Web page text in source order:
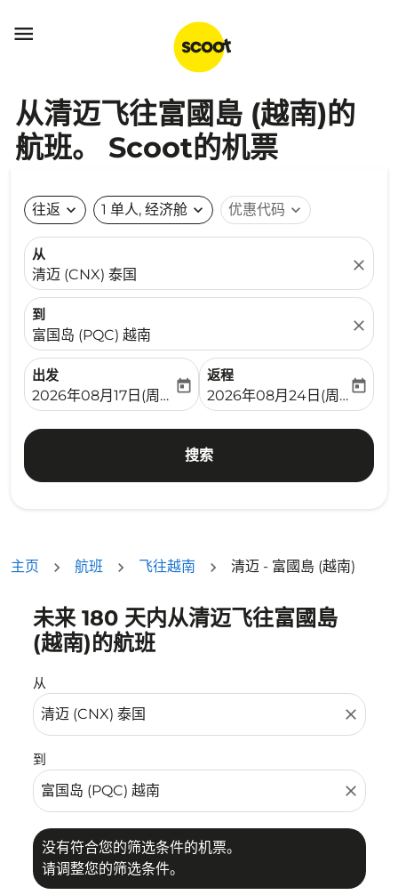

从清迈飞往富國島 (越南)的
航班。 Scoot的机票
往返 expand_more 1 单人, 经济舱 expand_more 优惠代码 expand_more
从
清迈 (CNX) 泰国
close
到
富国岛 (PQC) 越南
close
出发
fc-booking-departure-date-aria-label
2026年08月17日(周一)
today
返程
fc-booking-return-date-
2026年08月24日(周一)
today
搜索
主页 航班 飞往越南 清迈 - 富國島 (越南)
未来 180 天内从清迈飞往富國島
(越南)的航班
从
close
到
close
没有符合您的筛选条件的机票。
请调整您的筛选条件。
没有符合您的筛选条件的机票。请调整您的筛选条件。